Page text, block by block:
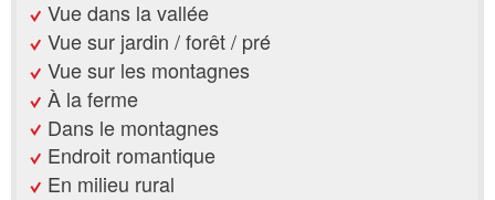
Vue dans la vallée
Vue sur jardin / forêt / pré
Vue sur les montagnes
À la ferme
Dans le montagnes
Endroit romantique
En milieu rural